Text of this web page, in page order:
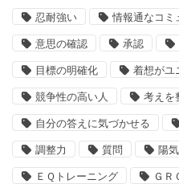
忍耐強い 情報通なコミ
意思の確認 承認
目標の明確化 着想がユ
競争性の高い人 考えを
自分の答えに気づかせる
調整力 質問 陽
ＥＱトレーニング ＧＲ